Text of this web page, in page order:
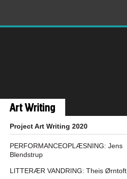
Art Writing
Project Art Writing 2020
PERFORMANCEOPLÆSNING: Jens
Blendstrup
LITTERÆR VANDRING: Theis Ørntoft